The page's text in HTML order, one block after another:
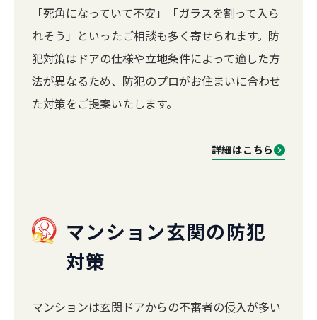
「死角になっていて不安」「ガラスを割って入ら
れそう」といったご相談も多く寄せられます。防
犯対策はドアの仕様や立地条件によって適した方
法が異なるため、防犯のプロがお住まいに合わせ
た対策をご提案いたします。
詳細はこちら
マンション玄関の防犯
対策
マンションは玄関ドアからの不審者の侵入が多い